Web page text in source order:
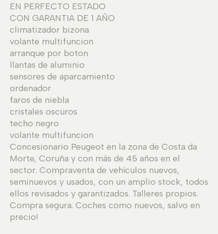
EN PERFECTO ESTADO
CON GARANTIA DE 1 AÑO
climatizador bizona
volante multifuncion
arranque por boton
llantas de aluminio
sensores de aparcamiento
ordenador
faros de niebla
cristales oscuros
techo negro
volante multifuncion
Concesionario Peugeot en la zona de Costa da
Morte, Coruña y con más de 45 años en el
sector. Compraventa de vehículos nuevos,
seminuevos y usados, con un amplio stock, todos
ellos revisados y garantizados. Talleres propios.
Compra segura. Coches como nuevos, salvo en
precio!